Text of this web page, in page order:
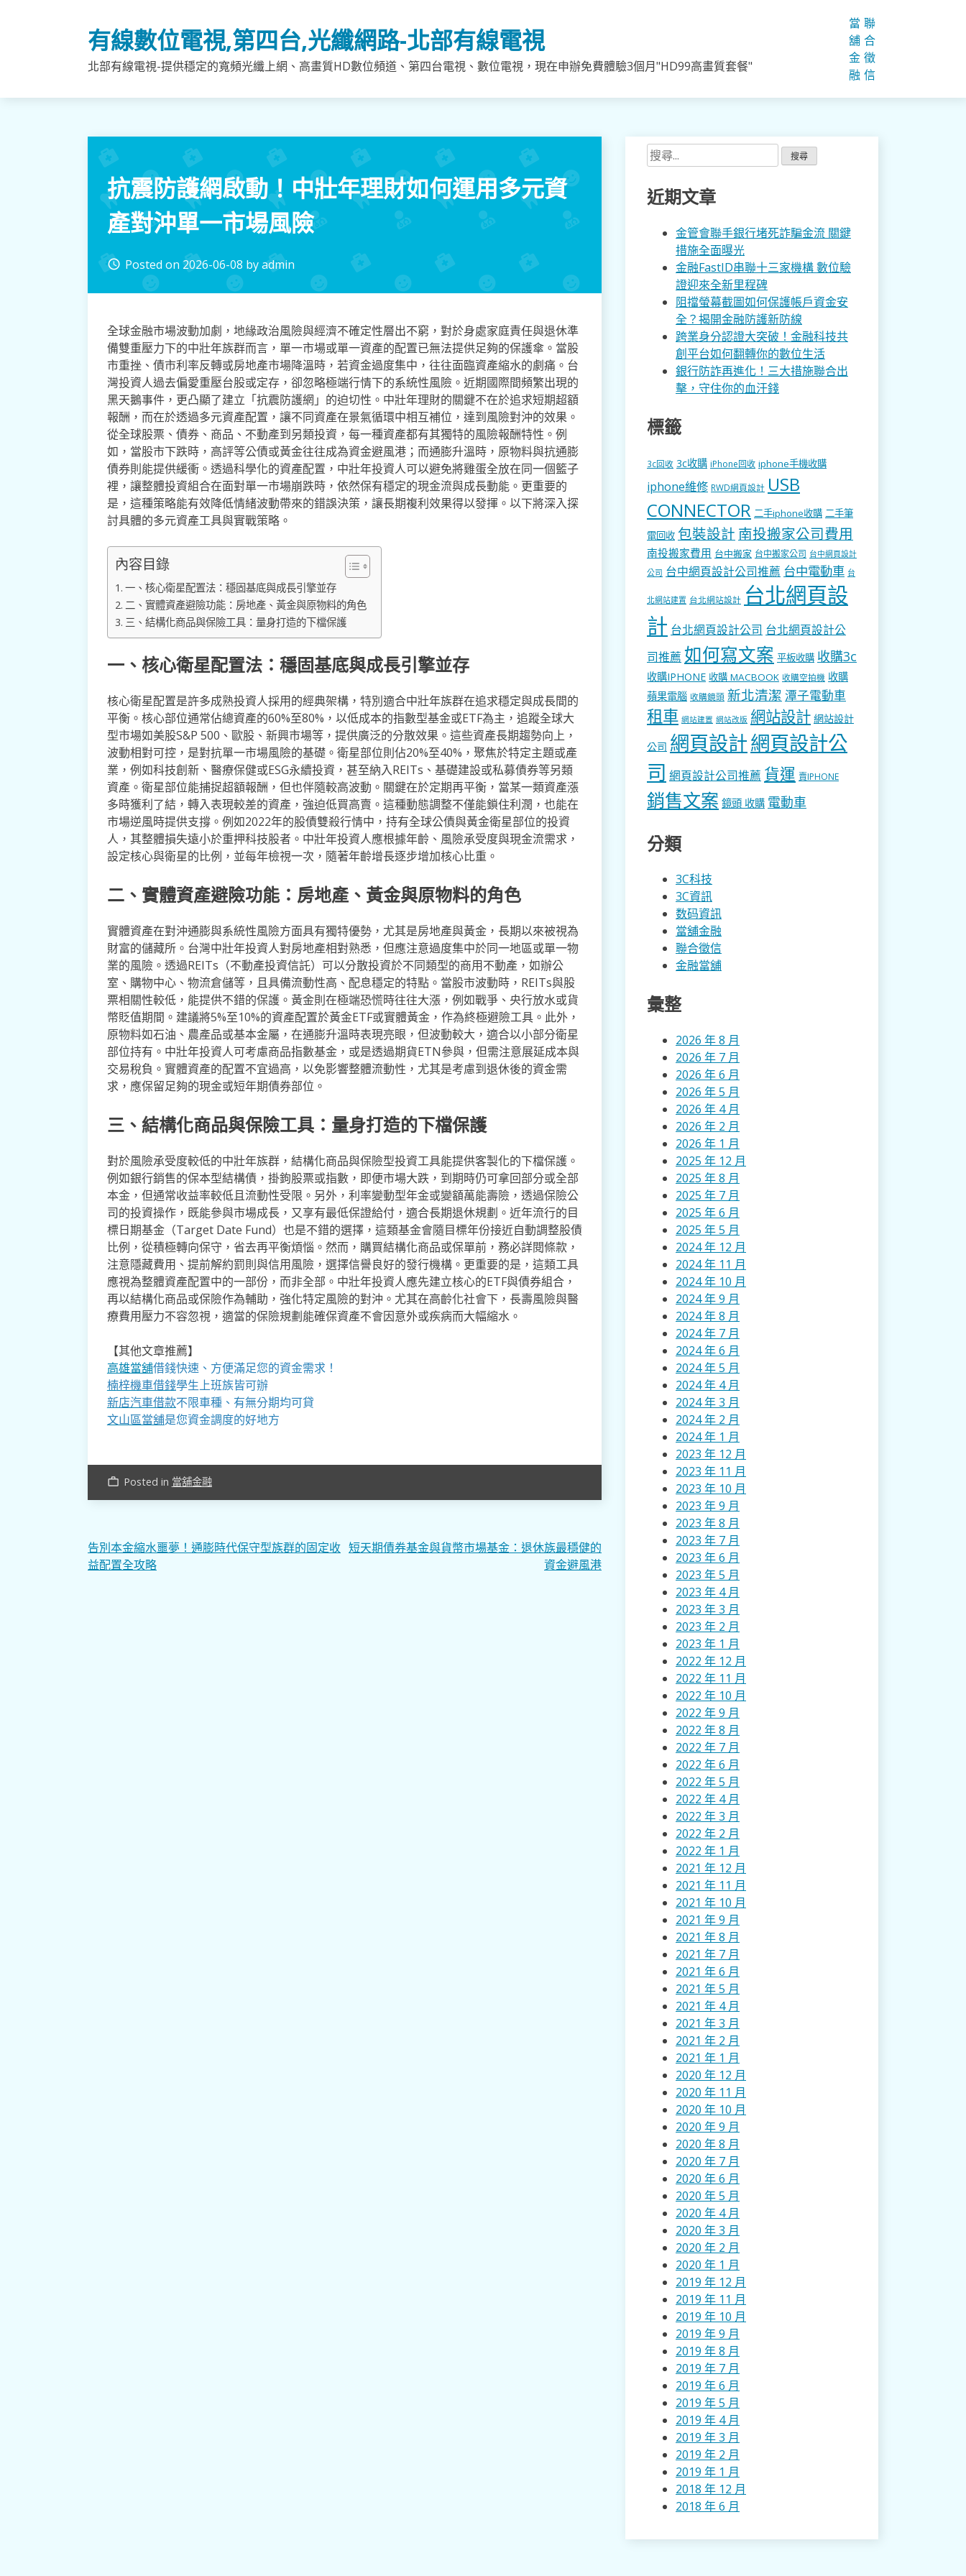
有線數位電視,第四台,光纖網路-北部有線電視
北部有線電視-提供穩定的寬頻光纖上網、高畫質HD數位頻道、第四台電視、數位電視，現在申辦免費體驗3個月"HD99高畫質套餐"
當
舖
金
融
聯
合
徵
信
抗震防護網啟動！中壯年理財如何運用多元資
產對沖單一市場風險
access_time Posted on2026-06-08 byadmin
全球金融市場波動加劇，地緣政治風險與經濟不確定性層出不窮，對於身處家庭責任與退休準
備雙重壓力下的中壯年族群而言，單一市場或單一資產的配置已無法提供足夠的保護傘。當股
市重挫、債市利率反轉或房地產市場降溫時，若資金過度集中，往往面臨資產縮水的劇痛。台
灣投資人過去偏愛重壓台股或定存，卻忽略極端行情下的系統性風險。近期國際間頻繁出現的
黑天鵝事件，更凸顯了建立「抗震防護網」的迫切性。中壯年理財的關鍵不在於追求短期超額
報酬，而在於透過多元資產配置，讓不同資產在景氣循環中相互補位，達到風險對沖的效果。
從全球股票、債券、商品、不動產到另類投資，每一種資產都有其獨特的風險報酬特性。例
如，當股市下跌時，高評等公債或黃金往往成為資金避風港；而通膨升溫時，原物料與抗通膨
債券則能提供緩衝。透過科學化的資產配置，中壯年投資人可以避免將雞蛋全放在同一個籃子
裡，讓整體投資組合在面對單一市場崩跌時，依然保有穩定的現金流與成長動能。更重要的
是，這種策略能有效降低情緒波動帶來的錯誤決策，讓長期複利效果得以發揮。以下將深入探
討具體的多元資產工具與實戰策略。
內容目錄
一、核心衛星配置法：穩固基底與成長引擎並存
二、實體資產避險功能：房地產、黃金與原物料的角色
三、結構化商品與保險工具：量身打造的下檔保護
一、核心衛星配置法：穩固基底與成長引擎並存
核心衛星配置是許多成熟投資人採用的經典架構，特別適合中壯年族群在追求穩定與成長間的
平衡。核心部位通常佔總資產的60%至80%，以低成本的指數型基金或ETF為主，追蹤全球大
型市場如美股S&P 500、歐股、新興市場等，提供廣泛的分散效果。這些資產長期趨勢向上，
波動相對可控，是對抗單一市場風險的基礎。衛星部位則佔20%至40%，聚焦於特定主題或產
業，例如科技創新、醫療保健或ESG永續投資，甚至納入REITs、基礎建設或私募債券等另類
資產。衛星部位能捕捉超額報酬，但也伴隨較高波動。關鍵在於定期再平衡，當某一類資產漲
多時獲利了結，轉入表現較差的資產，強迫低買高賣。這種動態調整不僅能鎖住利潤，也能在
市場逆風時提供支撐。例如2022年的股債雙殺行情中，持有全球公債與黃金衛星部位的投資
人，其整體損失遠小於重押科技股者。中壯年投資人應根據年齡、風險承受度與現金流需求，
設定核心與衛星的比例，並每年檢視一次，隨著年齡增長逐步增加核心比重。
二、實體資產避險功能：房地產、黃金與原物料的角色
實體資產在對沖通膨與系統性風險方面具有獨特優勢，尤其是房地產與黃金，長期以來被視為
財富的儲藏所。台灣中壯年投資人對房地產相對熟悉，但應注意過度集中於同一地區或單一物
業的風險。透過REITs（不動產投資信託）可以分散投資於不同類型的商用不動產，如辦公
室、購物中心、物流倉儲等，且具備流動性高、配息穩定的特點。當股市波動時，REITs與股
票相關性較低，能提供不錯的保護。黃金則在極端恐慌時往往大漲，例如戰爭、央行放水或貨
幣貶值期間。建議將5%至10%的資產配置於黃金ETF或實體黃金，作為終極避險工具。此外，
原物料如石油、農產品或基本金屬，在通膨升溫時表現亮眼，但波動較大，適合以小部分衛星
部位持有。中壯年投資人可考慮商品指數基金，或是透過期貨ETN參與，但需注意展延成本與
交易稅負。實體資產的配置不宜過高，以免影響整體流動性，尤其是考慮到退休後的資金需
求，應保留足夠的現金或短年期債券部位。
三、結構化商品與保險工具：量身打造的下檔保護
對於風險承受度較低的中壯年族群，結構化商品與保險型投資工具能提供客製化的下檔保護。
例如銀行銷售的保本型結構債，掛鉤股票或指數，即便市場大跌，到期時仍可拿回部分或全部
本金，但通常收益率較低且流動性受限。另外，利率變動型年金或變額萬能壽險，透過保險公
司的投資操作，既能參與市場成長，又享有最低保證給付，適合長期退休規劃。近年流行的目
標日期基金（Target Date Fund）也是不錯的選擇，這類基金會隨目標年份接近自動調整股債
比例，從積極轉向保守，省去再平衡煩惱。然而，購買結構化商品或保單前，務必詳閱條款，
注意隱藏費用、提前解約罰則與信用風險，選擇信譽良好的發行機構。更重要的是，這類工具
應視為整體資產配置中的一部份，而非全部。中壯年投資人應先建立核心的ETF與債券組合，
再以結構化商品或保險作為輔助，強化特定風險的對沖。尤其在高齡化社會下，長壽風險與醫
療費用壓力不容忽視，適當的保險規劃能確保資產不會因意外或疾病而大幅縮水。
【其他文章推薦】
高雄當舖借錢快速、方便滿足您的資金需求！
楠梓機車借錢學生上班族皆可辦
新店汽車借款不限車種、有無分期均可貸
文山區當舖是您資金調度的好地方
work_outline Posted in 當舖金融
文
章
告別本金縮水噩夢！通膨時代保守型族群的固定收
益配置全攻略
短天期債券基金與貨幣市場基金：退休族最穩健的
資金避風港
搜
尋
關
鍵
近期文章
金管會聯手銀行堵死詐騙金流 關鍵
措施全面曝光
金融FastID串聯十三家機構 數位驗
證迎來全新里程碑
阻擋螢幕截圖如何保護帳戶資金安
全？揭開金融防護新防線
跨業身分認證大突破！金融科技共
創平台如何翻轉你的數位生活
銀行防詐再進化！三大措施聯合出
擊，守住你的血汗錢
標籤
3c回收 3c收購 iPhone回收 iphone手機收購
iphone維修 RWD網頁設計 USB
CONNECTOR 二手iphone收購 二手筆
電回收 包裝設計 南投搬家公司費用
南投搬家費用 台中搬家 台中搬家公司 台中網頁設計
公司 台中網頁設計公司推薦 台中電動車 台
北網站建置 台北網站設計 台北網頁設
計 台北網頁設計公司 台北網頁設計公
司推薦 如何寫文案 平板收購 收購3c
收購IPHONE 收購 MACBOOK 收購空拍機 收購
蘋果電腦 收購鏡頭 新北清潔 潭子電動車
租車 網站建置 網站改版 網站設計 網站設計
公司 網頁設計網頁設計公
司 網頁設計公司推薦 貨運 賣IPHONE
銷售文案 鏡頭 收購 電動車
分類
3C科技
3C資訊
数码資訊
當舖金融
聯合徵信
金融當舖
彙整
2026 年 8 月
2026 年 7 月
2026 年 6 月
2026 年 5 月
2026 年 4 月
2026 年 2 月
2026 年 1 月
2025 年 12 月
2025 年 8 月
2025 年 7 月
2025 年 6 月
2025 年 5 月
2024 年 12 月
2024 年 11 月
2024 年 10 月
2024 年 9 月
2024 年 8 月
2024 年 7 月
2024 年 6 月
2024 年 5 月
2024 年 4 月
2024 年 3 月
2024 年 2 月
2024 年 1 月
2023 年 12 月
2023 年 11 月
2023 年 10 月
2023 年 9 月
2023 年 8 月
2023 年 7 月
2023 年 6 月
2023 年 5 月
2023 年 4 月
2023 年 3 月
2023 年 2 月
2023 年 1 月
2022 年 12 月
2022 年 11 月
2022 年 10 月
2022 年 9 月
2022 年 8 月
2022 年 7 月
2022 年 6 月
2022 年 5 月
2022 年 4 月
2022 年 3 月
2022 年 2 月
2022 年 1 月
2021 年 12 月
2021 年 11 月
2021 年 10 月
2021 年 9 月
2021 年 8 月
2021 年 7 月
2021 年 6 月
2021 年 5 月
2021 年 4 月
2021 年 3 月
2021 年 2 月
2021 年 1 月
2020 年 12 月
2020 年 11 月
2020 年 10 月
2020 年 9 月
2020 年 8 月
2020 年 7 月
2020 年 6 月
2020 年 5 月
2020 年 4 月
2020 年 3 月
2020 年 2 月
2020 年 1 月
2019 年 12 月
2019 年 11 月
2019 年 10 月
2019 年 9 月
2019 年 8 月
2019 年 7 月
2019 年 6 月
2019 年 5 月
2019 年 4 月
2019 年 3 月
2019 年 2 月
2019 年 1 月
2018 年 12 月
2018 年 6 月